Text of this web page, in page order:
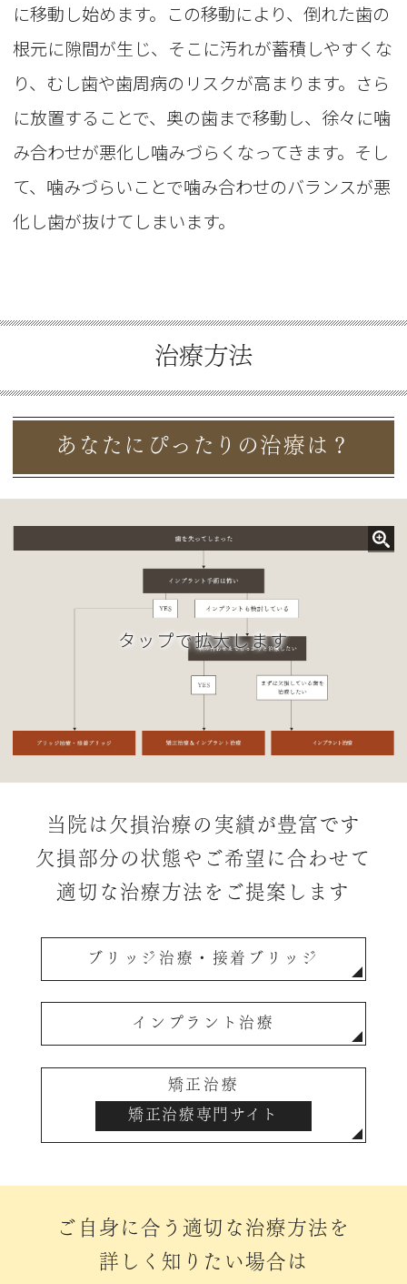
に移動し始めます。この移動により、倒れた歯の
根元に隙間が生じ、そこに汚れが蓄積しやすくな
り、むし歯や歯周病のリスクが高まります。さら
に放置することで、奥の歯まで移動し、徐々に噛
み合わせが悪化し噛みづらくなってきます。そし
て、噛みづらいことで噛み合わせのバランスが悪
化し歯が抜けてしまいます。
治療方法
あなたにぴったりの治療は？
当院は欠損治療の実績が豊富です
欠損部分の状態やご希望に合わせて
適切な治療方法をご提案します
ブリッジ治療・接着ブリッジ
インプラント治療
矯正治療
矯正治療専門サイト
ご自身に合う適切な治療方法を
詳しく知りたい場合は